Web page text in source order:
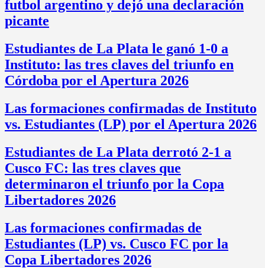
futbol argentino y dejó una declaración
picante
Estudiantes de La Plata le ganó 1-0 a
Instituto: las tres claves del triunfo en
Córdoba por el Apertura 2026
Las formaciones confirmadas de Instituto
vs. Estudiantes (LP) por el Apertura 2026
Estudiantes de La Plata derrotó 2-1 a
Cusco FC: las tres claves que
determinaron el triunfo por la Copa
Libertadores 2026
Las formaciones confirmadas de
Estudiantes (LP) vs. Cusco FC por la
Copa Libertadores 2026